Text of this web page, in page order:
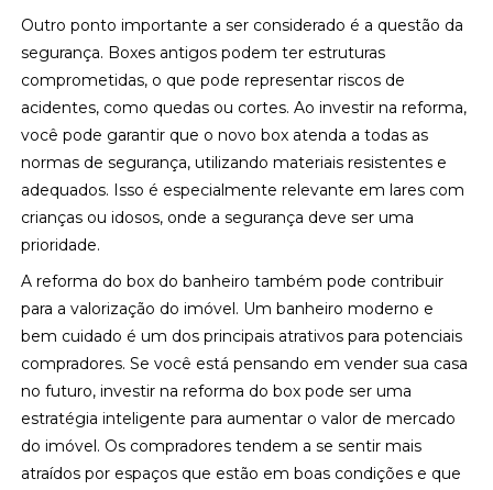
Outro ponto importante a ser considerado é a questão da
segurança. Boxes antigos podem ter estruturas
comprometidas, o que pode representar riscos de
acidentes, como quedas ou cortes. Ao investir na reforma,
você pode garantir que o novo box atenda a todas as
normas de segurança, utilizando materiais resistentes e
adequados. Isso é especialmente relevante em lares com
crianças ou idosos, onde a segurança deve ser uma
prioridade.
A reforma do box do banheiro também pode contribuir
para a valorização do imóvel. Um banheiro moderno e
bem cuidado é um dos principais atrativos para potenciais
compradores. Se você está pensando em vender sua casa
no futuro, investir na reforma do box pode ser uma
estratégia inteligente para aumentar o valor de mercado
do imóvel. Os compradores tendem a se sentir mais
atraídos por espaços que estão em boas condições e que